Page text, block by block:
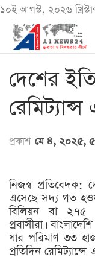
১০ই আগস্ট, ২০২৬
দেশের
প্রকাশ মে ৪, ২০২৫,
নিজস্ব প্রতিবেদক:
এসেছে সদ্য গত
বিলিয়ন বা ২৭৫
প্রবাসীরা।
যার পরিমাণ ৩৩
প্রতিদিন